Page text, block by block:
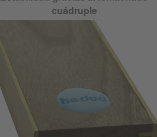
cuádruple